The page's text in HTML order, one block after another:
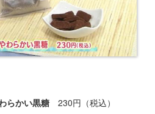
らかい黒糖230円（税込）